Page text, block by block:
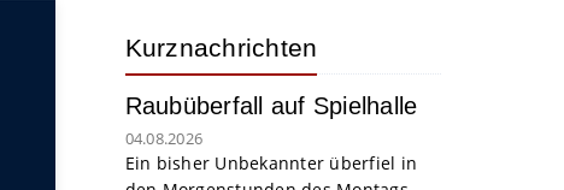
Kurznachrichten
Raubüberfall auf Spielhalle
04.08.2026
Ein bisher Unbekannter überfiel in